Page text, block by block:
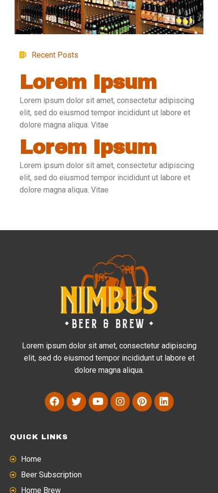
Recent Posts
Lorem Ipsum
Lorem ipsum dolor sit amet, consectetur adipiscing
elit, sed do eiusmod tempor incididunt ut labore et
dolore magna aliqua. Vitae
Lorem Ipsum
Lorem ipsum dolor sit amet, consectetur adipiscing
elit, sed do eiusmod tempor incididunt ut labore et
dolore magna aliqua. Vitae
Lorem ipsum dolor sit amet, consectetur adipiscing
elit, sed do eiusmod tempor incididunt ut labore et
dolore magna aliqua.
QUICK LINKS
Home
Beer Subscription
Home Brew